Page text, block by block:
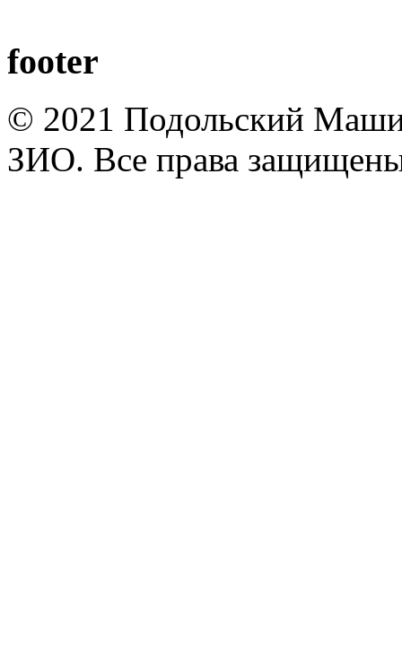
footer
© 2021 Подольский
ЗИО. Все права